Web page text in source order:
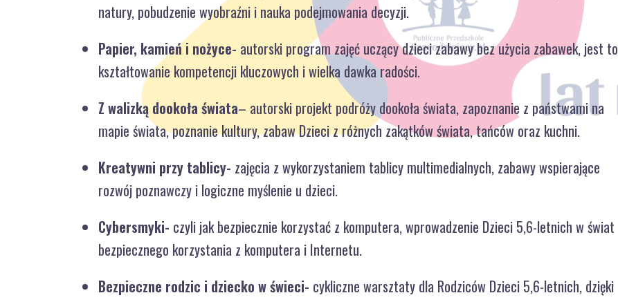
natury, pobudzenie wyobraźni i nauka podejmowania decyzji.
Papier, kamień i nożyce- autorski program zajęć uczący dzieci zabawy bez użycia zabawek, jest to
kształtowanie kompetencji kluczowych i wielka dawka radości.
Z walizką dookoła świata– autorski projekt podróży dookoła świata, zapoznanie z państwami na
mapie świata, poznanie kultury, zabaw Dzieci z różnych zakątków świata, tańców oraz kuchni.
Kreatywni przy tablicy- zajęcia z wykorzystaniem tablicy multimedialnych, zabawy wspierające
rozwój poznawczy i logiczne myślenie u dzieci.
Cybersmyki- czyli jak bezpiecznie korzystać z komputera, wprowadzenie Dzieci 5,6-letnich w świat
bezpiecznego korzystania z komputera i Internetu.
Bezpieczne rodzic i dziecko w świeci- cykliczne warsztaty dla Rodziców Dzieci 5,6-letnich, dzięki